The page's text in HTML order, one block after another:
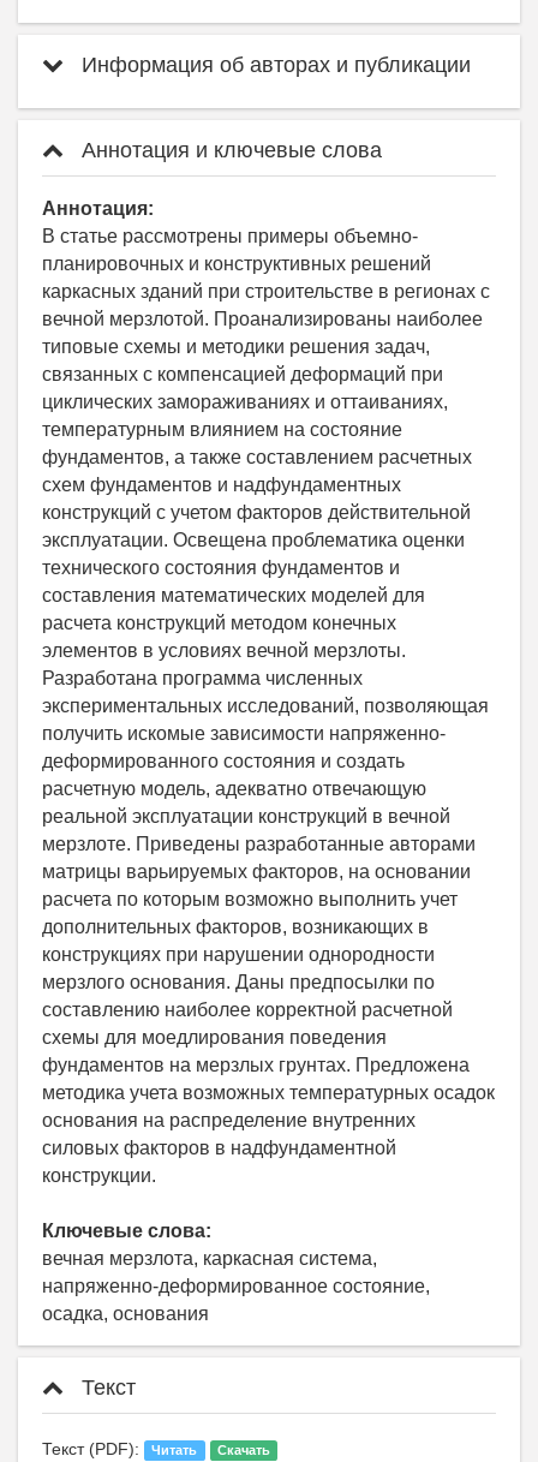
Информация об авторах и публикации
Аннотация и ключевые слова
Аннотация:
В статье рассмотрены примеры объемно-
планировочных и конструктивных решений
каркасных зданий при строительстве в регионах с
вечной мерзлотой. Проанализированы наиболее
типовые схемы и методики решения задач,
связанных с компенсацией деформаций при
циклических замораживаниях и оттаиваниях,
температурным влиянием на состояние
фундаментов, а также составлением расчетных
схем фундаментов и надфундаментных
конструкций с учетом факторов действительной
эксплуатации. Освещена проблематика оценки
технического состояния фундаментов и
составления математических моделей для
расчета конструкций методом конечных
элементов в условиях вечной мерзлоты.
Разработана программа численных
экспериментальных исследований, позволяющая
получить искомые зависимости напряженно-
деформированного состояния и создать
расчетную модель, адекватно отвечающую
реальной эксплуатации конструкций в вечной
мерзлоте. Приведены разработанные авторами
матрицы варьируемых факторов, на основании
расчета по которым возможно выполнить учет
дополнительных факторов, возникающих в
конструкциях при нарушении однородности
мерзлого основания. Даны предпосылки по
составлению наиболее корректной расчетной
схемы для моедлирования поведения
фундаментов на мерзлых грунтах. Предложена
методика учета возможных температурных осадок
основания на распределение внутренних
силовых факторов в надфундаментной
конструкции.
Ключевые слова:
вечная мерзлота, каркасная система,
напряженно-деформированное состояние,
осадка, основания
Текст
Текст (PDF): Читать Скачать